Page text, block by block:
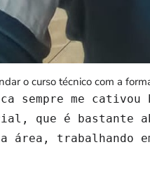
o curso técnico com a
sempre me
que é bastante
área, trabalhando